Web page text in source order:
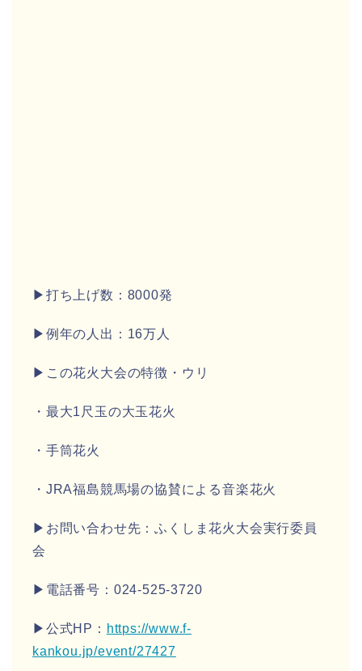
▶打ち上げ数：8000発
▶例年の人出：16万人
▶この花火大会の特徴・ウリ
・最大1尺玉の大玉花火
・手筒花火
・JRA福島競馬場の協賛による音楽花火
▶お問い合わせ先：ふくしま花火大会実行委員
会
▶電話番号：024-525-3720
▶公式HP： https://www.f-
kankou.jp/event/27427